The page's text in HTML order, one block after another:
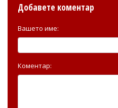
Добавете коментар
Вашето име:
Коментар: